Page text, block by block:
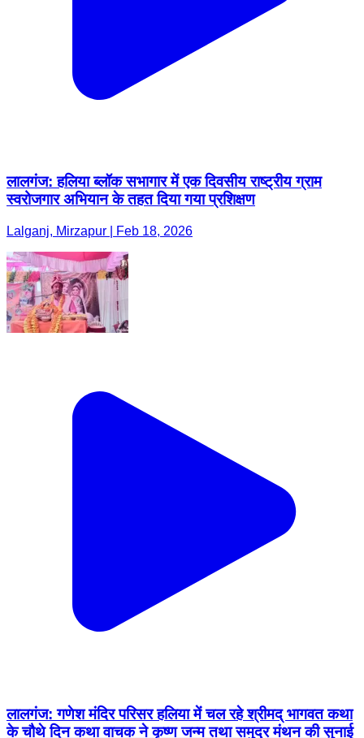
लालगंज: हलिया ब्लॉक सभागार में एक दिवसीय राष्ट्रीय ग्राम
स्वरोजगार अभियान के तहत दिया गया प्रशिक्षण
Lalganj, Mirzapur | Feb 18, 2026
लालगंज: गणेश मंदिर परिसर हलिया में चल रहे श्रीमद् भागवत कथा
के चौथे दिन कथा वाचक ने कृष्ण जन्म तथा समुद्र मंथन की सुनाई